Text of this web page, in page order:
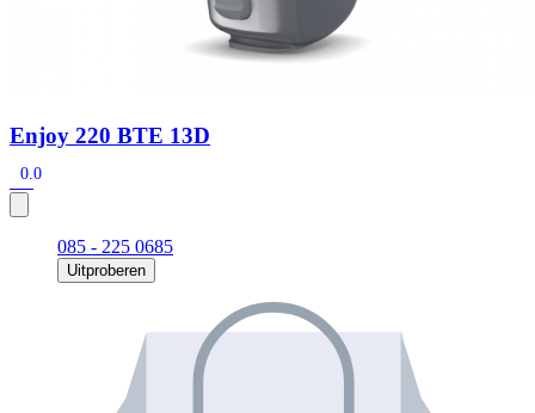
Enjoy 220 BTE 13D
0.0
085 - 225 0685
Uitproberen